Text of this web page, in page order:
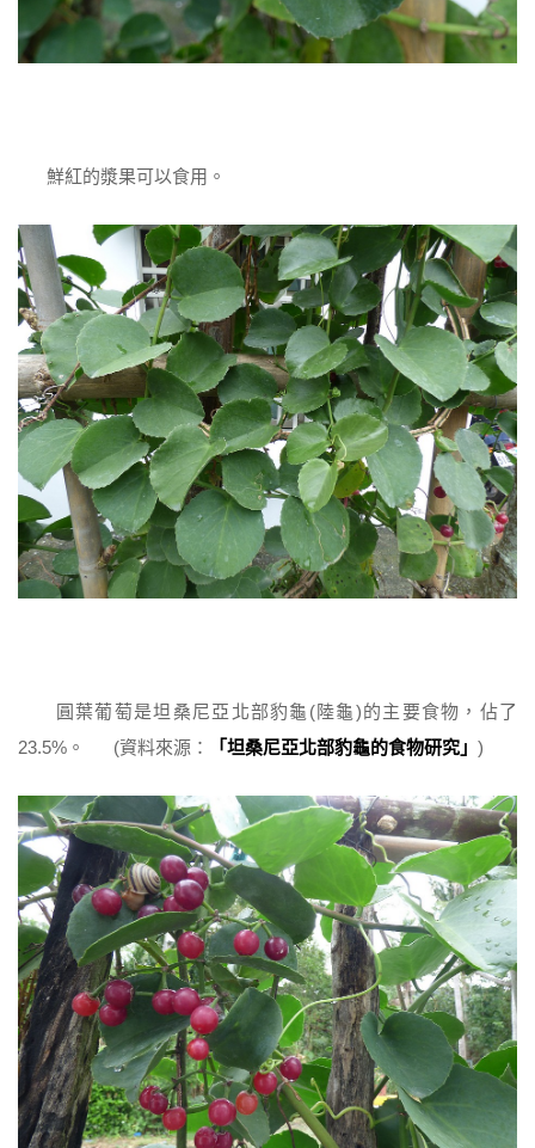
鮮紅的漿果可以食用。
圓葉葡萄是坦桑尼亞北部豹龜(陸龜)的主要食物，佔了
23.5%。 (資料來源：
「坦桑尼亞北部豹龜的食物研究」 )